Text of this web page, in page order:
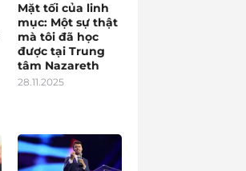
Mặt tối của linh
mục: Một sự thật
mà tôi đã học
được tại Trung
tâm Nazareth
28.11.2025